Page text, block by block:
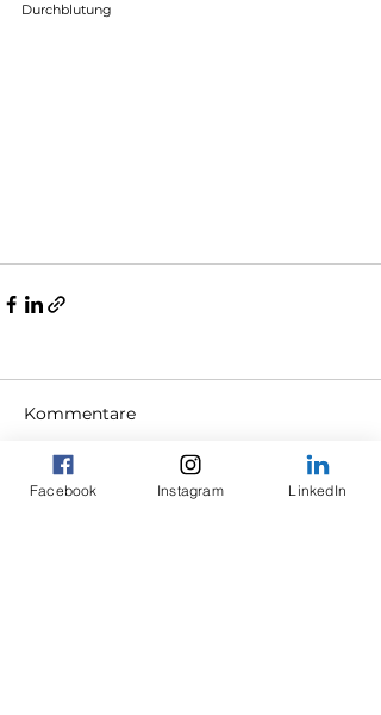
Durchblutung
Kommentare
Kommentar verfassen...
Facebook Instagram LinkedIn